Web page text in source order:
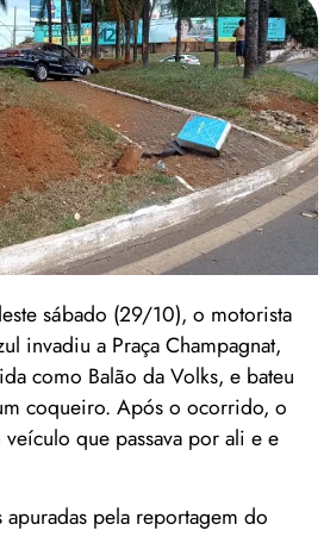
sábado (29/10), o motorista
invadiu a Praça Champagnat,
como Balão da Volks, e bateu
coqueiro. Após o ocorrido, o
que passava por ali e e
pela reportagem do